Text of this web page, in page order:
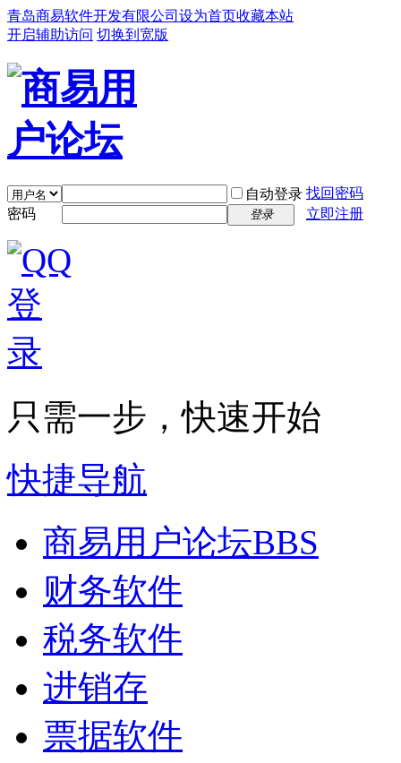
青岛商易软件开发有限公司 设为首页收藏本站
开启辅助访问 切换到宽版
自动登录 找回密码
密码
登录 立即注册
只需一步，快速开始
快捷导航
商易用户论坛BBS
财务软件
税务软件
进销存
票据软件